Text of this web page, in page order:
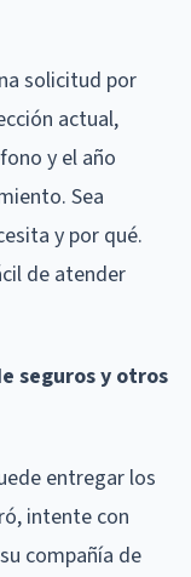
solicitud por
actual,
y el año
Sea
y por qué.
de atender
seguros y otros
entregar los
intente con
compañía de